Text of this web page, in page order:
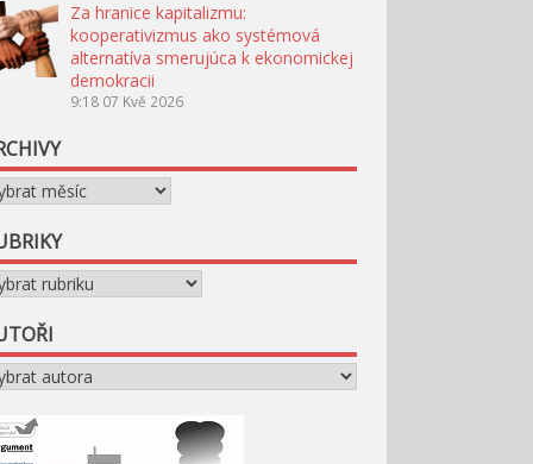
Za hranice kapitalizmu:
kooperativizmus ako systémová
alternatíva smerujúca k ekonomickej
demokracii
9:18 07 Kvě 2026